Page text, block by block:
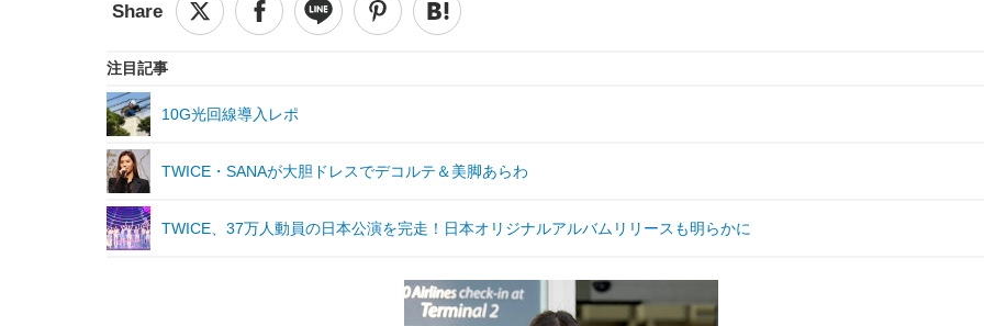
注目記事
10G光回線導入レポ
TWICE・SANAが大胆ドレスでデコルテ＆美脚あらわ
TWICE、37万人動員の日本公演を完走！日本オリジナルアルバムリリースも明らかに